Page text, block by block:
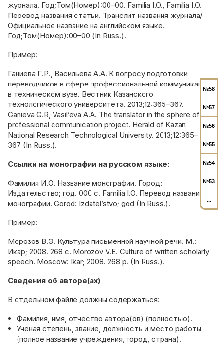
журнала. Год;Том(Номер):00–00. Familia I.O., Familia I.O.
Перевод названия статьи. Транслит названия журнала/
Официальное название на английском языке.
Год;Том(Номер):00–00 (In Russ.).
Пример:
Ганиева Г.Р., Васильева А.А. К вопросу подготовки
переводчиков в сфере профессиональной коммуникации
в техническом вузе. Вестник Казанского
технологического университета. 2013;12:365–367.
Ganieva G.R, Vasil’eva A.A. The translator in the sphere of
professional communication project. Herald of Kazan
National Research Technological University. 2013;12:365–
367 (In Russ.).
Ссылки на монографии на русском языке:
Фамилия И.О. Название монографии. Город:
Издательство; год. 000 с. Familia I.O. Перевод названия
монографии. Gorod: Izdatel’stvo; god (In Russ.).
Пример:
Морозов В.Э. Культура письменной научной речи. М.:
Икар; 2008. 268 с. Morozov V.E. Culture of written scholarly
speech. Moscow: Ikar; 2008. 268 p. (In Russ.).
Сведения об авторе(ах)
В отдельном файле должны содержаться:
Фамилия, имя, отчество автора(ов) (полностью).
Ученая степень, звание, должность и место работы
(полное название учреждения, город, страна).
№58
№57
№56
№55
№54
№53
...